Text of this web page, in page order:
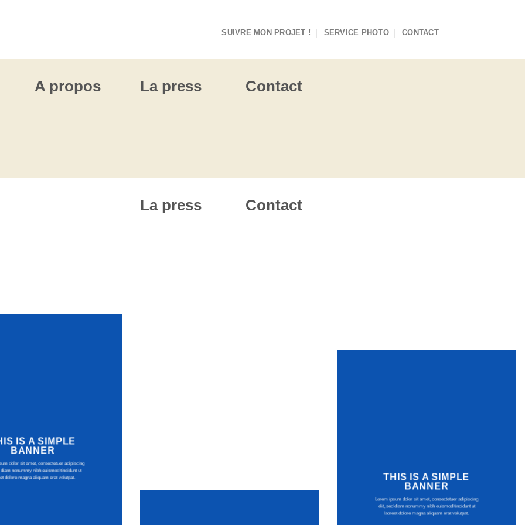
SUIVRE MON PROJET ! SERVICE PHOTO CONTACT
A propos La press Contact
La press Contact
IS A SIMPLE
BANNER
dolor sit amet, consectetuer adipiscing
nonummy nibh euismod tincidunt ut
dolore magna aliquam erat volutpat.
THIS IS A SIMPLE
BANNER
Lorem ipsum dolor sit amet, consectetuer adipiscing
elit, sed diam nonummy nibh euismod tincidunt ut
laoreet dolore magna aliquam erat volutpat.